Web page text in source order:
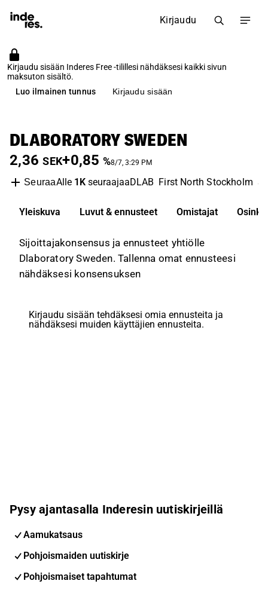
Kirjaudu
Kirjaudu sisään Inderes Free -tilillesi nähdäksesi kaikki sivun
maksuton sisältö.
Luo ilmainen tunnus
Kirjaudu sisään
DLABORATORY SWEDEN
2,36 SEK+0,85 %8/7, 3:29 PM
SeuraaAlle 1KseuraajaaDLAB First North Stockholm
Yleiskuva Luvut & ennusteet Omistajat Osinko
Sijoittajakonsensus ja ennusteet yhtiölle
Dlaboratory Sweden. Tallenna omat ennusteesi
nähdäksesi konsensuksen
Kirjaudu sisään tehdäksesi omia ennusteita ja
nähdäksesi muiden käyttäjien ennusteita.
Pysy ajantasalla Inderesin uutiskirjeillä
Aamukatsaus
Pohjoismaiden uutiskirje
Pohjoismaiset tapahtumat